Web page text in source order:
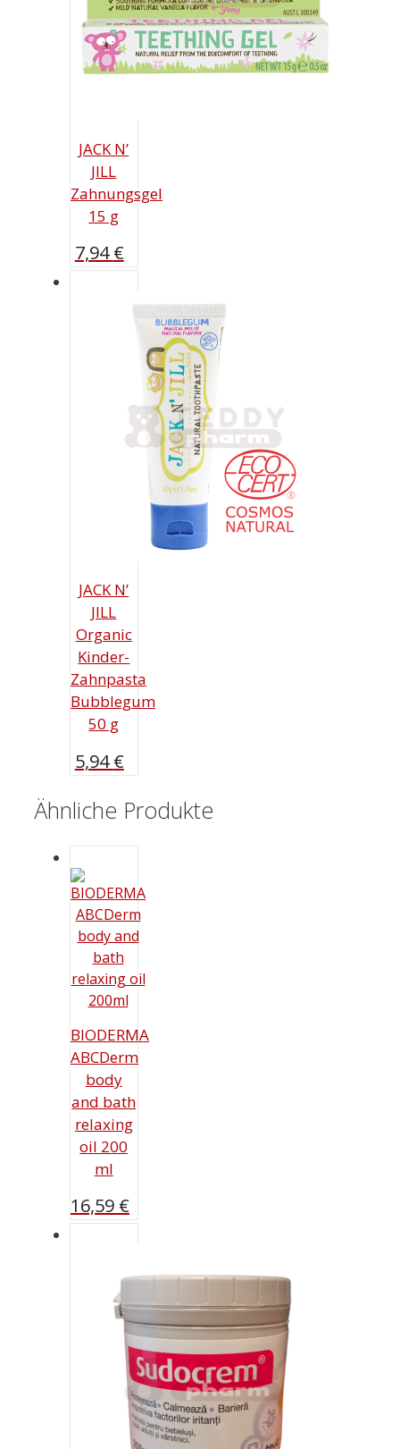
JACK N’
JILL
Zahnungsgel
15 g
7,94€
JACK N’
JILL
Organic
Kinder-
Zahnpasta
Bubblegum
50 g
5,94€
Ähnliche Produkte
BIODERMA
ABCDerm
body
and bath
relaxing
oil 200
ml
16,59 €